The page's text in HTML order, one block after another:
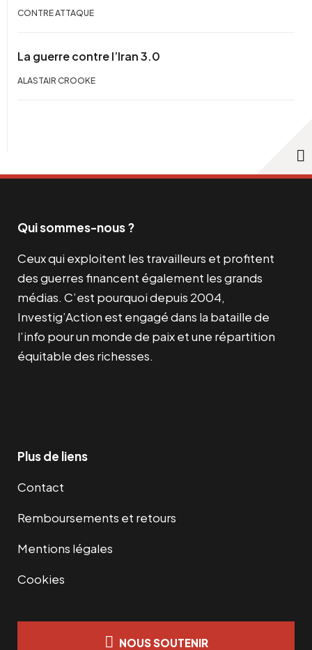
CONTRE ATTAQUE
La guerre contre l’Iran 3.0
ALASTAIR CROOKE
Qui sommes-nous ?
Ceux qui exploitent les travailleurs et profitent
des guerres financent également les grands
médias. C’est pourquoi depuis 2004,
Investig’Action est engagé dans la bataille de
l’info pour un monde de paix et une répartition
équitable des richesses.
Plus de liens
Contact
Remboursements et retours
Mentions légales
Cookies
NOUS SOUTENIR